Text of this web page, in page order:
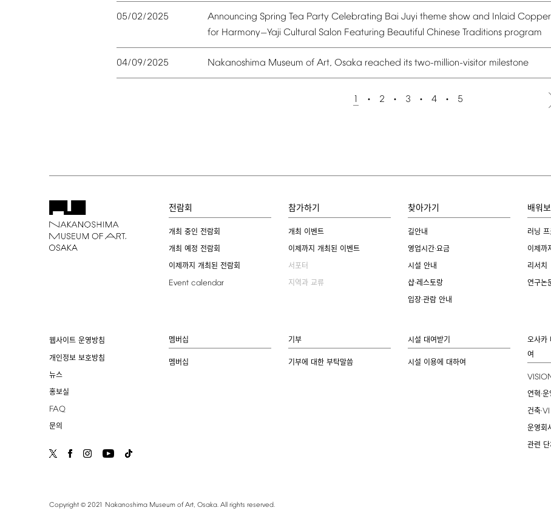
05/02/2025 Announcing Spring Tea Party Celebrating Bai Juyi theme show and Inlaid Copper
for Harmony—Yaji Cultural Salon Featuring Beautiful Chinese Traditions program
04/09/2025 Nakanoshima Museum of Art, Osaka reached its two-million-visitor milestone
1 2 3 4 5
전람회
개최 중인 전람회
개최 예정 전람회
이제까지 개최된 전람회
Event calendar
참가하기
개최 이벤트
이제까지 개최된 이벤트
서포터
지역과 교류
찾아가기
길안내
영업시간·요금
시설 안내
샵·레스토랑
입장·관람 안내
배워보
러닝
이제
리서치
연구논
웹사이트 운영방침
개인정보 보호방침
뉴스
홍보실
FAQ
문의
멤버십
멤버십
기부
기부에 대한 부탁말씀
시설 대여받기
시설 이용에 대하여
오사카
여
연혁·운
건축·VI
운영회
관련 단
Copyright© 2021 Nakanoshima Museum of Art, Osaka. All rights reserved.